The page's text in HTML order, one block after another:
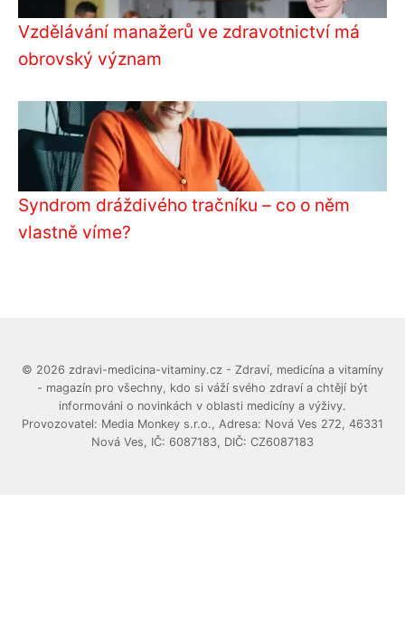
Vzdělávání manažerů ve zdravotnictví má
obrovský význam
Syndrom dráždivého tračníku – co o něm
vlastně víme?
© 2026 zdravi-medicina-vitaminy.cz - Zdraví, medicína a vitamíny
- magazín pro všechny, kdo si váží svého zdraví a chtějí být
informováni o novinkách v oblasti medicíny a výživy.
Provozovatel: Media Monkey s.r.o., Adresa: Nová Ves 272, 46331
Nová Ves, IČ: 6087183, DIČ: CZ6087183